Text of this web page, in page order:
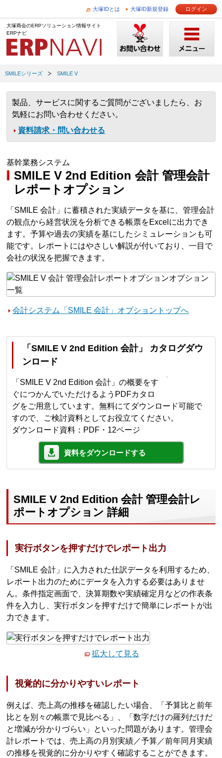
大塚IDとは 大塚ID新規登録 ログイン
大塚商会のERPソリューション情報サイト
ERPナビ
SMILEシリーズ SMILE V
製品、サービスに関するご質問がございましたら、お
気軽にお問い合わせください。
資料請求・問い合わせる
基幹業務システム
SMILE V 2nd Edition 会計 管理会計
レポートオプション
「SMILE 会計」に蓄積された実績データを基に、管理会計
の観点から経営状況を分析できる帳票をExcelに出力でき
ます。予算や過去の実績を基にしたシミュレーションも可
能です。レポートにはやさしい解説が付いており、一目で
会社の状況を把握できます。
会計システム「SMILE 会計」オプショントップへ
「SMILE V 2nd Edition 会計」 カタログダウ
ンロード
「SMILE V 2nd Edition 会計」の概要をす
ぐにつかんでいただけるようPDFカタロ
グをご用意しています。無料にてダウンロード可能で
すので、ご検討資料としてお役立てください。
ダウンロード資料：PDF・12ページ
資料をダウンロードする
SMILE V 2nd Edition 会計 管理会計レ
ポートオプション 詳細
実行ボタンを押すだけでレポート出力
「SMILE 会計」に入力された仕訳データを利用するため、
レポート出力のためにデータを入力する必要はありませ
ん。条件指定画面で、決算期数や実績確定月などの作表条
件を入力し、実行ボタンを押すだけで簡単にレポートが出
力できます。
拡大して見る
視覚的に分かりやすいレポート
例えば、売上高の推移を確認したい場合、「予算比と前年
比とを別々の帳票で見比べる」、「数字だけの羅列だけだ
と増減が分かりづらい」といった問題があります。管理会
計レポートでは、売上高の月別実績／予算／前年同月実績
の推移を視覚的に分かりやすく確認することができます。